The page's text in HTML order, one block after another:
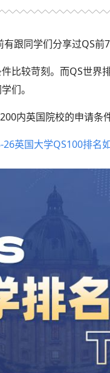
跟同学们分享过QS前
比较苛刻。而QS世界
们。
内英国院校的申请条
英国大学QS100排名如